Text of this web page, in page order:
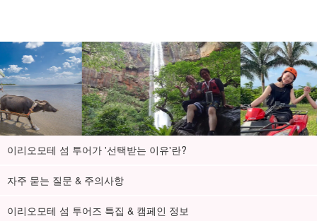
이리오모테 섬 투어가 '선택받는 이유'란?
자주 묻는 질문 & 주의사항
이리오모테 섬 투어즈 특집 & 캠페인 정보